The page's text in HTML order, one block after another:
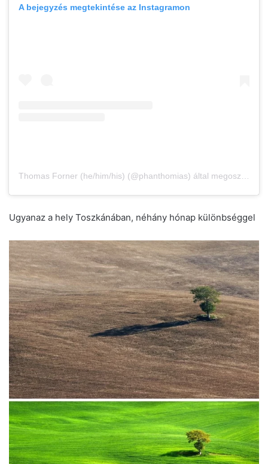
A bejegyzés megtekintése az Instagramon
Ugyanaz a hely Toszkánában, néhány hónap különbséggel